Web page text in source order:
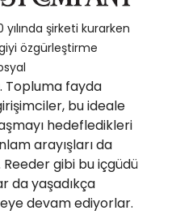
yılında şirketi kurarken
özgürleştirme
Topluma fayda
bu ideale
hedefledikleri
arayışları da
gibi bu içgüdü
da yaşadıkça
devam ediyorlar.